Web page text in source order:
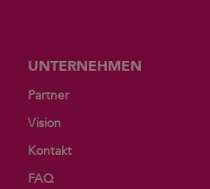
UNTERNEHMEN
Partner
Vision
Kontakt
FAQ